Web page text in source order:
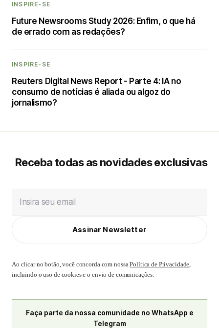
INSPIRE-SE
Future Newsrooms Study 2026: Enfim, o que há
de errado com as redações?
INSPIRE-SE
Reuters Digital News Report - Parte 4: IA no
consumo de notícias é aliada ou algoz do
jornalismo?
Receba todas as novidades exclusivas
Insira seu email
Assinar Newsletter
Ao clicar no botão, você concorda com nossaPolítica de Privacidade,
incluindo o uso de cookies e o envio de comunicações.
Faça parte da nossa comunidade no WhatsApp e
Telegram